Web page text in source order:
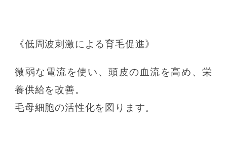
《低周波刺激による育毛促進》
微弱な電流を使い、頭皮の血流を高め、栄
養供給を改善。
毛母細胞の活性化を図ります。